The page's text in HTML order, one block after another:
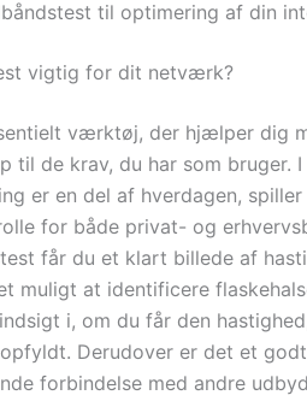
til optimering af din
vigtig for dit netværk?
værktøj, der hjælper dig
til de krav, du har som bruger.
er en del af hverdagen,
for både privat- og
får du et klart billede af
muligt at identificere
i, om du får den
Derudover er det et
forbindelse med andre